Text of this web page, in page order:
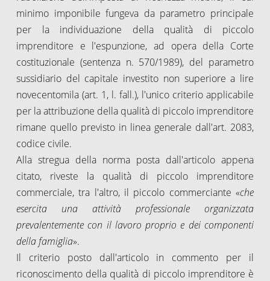
minimo imponibile fungeva da parametro principale
per la individuazione della qualità di piccolo
imprenditore e l'espunzione, ad opera della Corte
costituzionale (sentenza n. 570/1989), del parametro
sussidiario del capitale investito non superiore a lire
novecentomila (art. 1, l. fall.), l'unico criterio applicabile
per la attribuzione della qualità di piccolo imprenditore
rimane quello previsto in linea generale dall'art. 2083,
codice civile.
Alla stregua della norma posta dall'articolo appena
citato, riveste la qualità di piccolo imprenditore
commerciale, tra l'altro, il piccolo commerciante «che
esercita una attività professionale organizzata
prevalentemente con il lavoro proprio e dei componenti
della famiglia».
Il criterio posto dall'articolo in commento per il
riconoscimento della qualità di piccolo imprenditore è